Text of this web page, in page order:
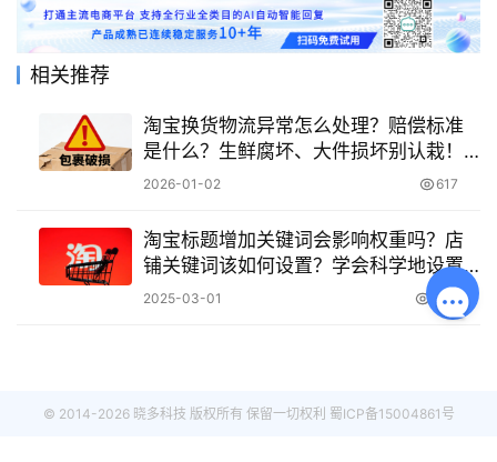
相关推荐
淘宝换货物流异常怎么处理？赔偿标准
是什么？生鲜腐坏、大件损坏别认栽！
订单金额30%赔偿自动到账攻略
2026-01-02 617
淘宝标题增加关键词会影响权重吗？店
铺关键词该如何设置？学会科学地设置
标题为店铺运营打基础！
2025-03-01 1.3K
© 2014-2026 晓多科技 版权所有 保留一切权利 蜀ICP备15004861号